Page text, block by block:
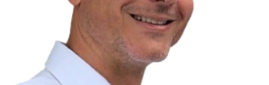
Cookies sú malé textové súbory, ktoré môžu byť používané
webovými stránkami, aby zefektívnili používateľský zážitok.
Vďaka cookies vám môžeme ponúkať služby podľa toho, čo
naozaj hľadáte a chcete nájsť.
Kedykoľvek sa môžete slobodne rozhodnúť, ktoré typy
používania cookies chcete umožniť.